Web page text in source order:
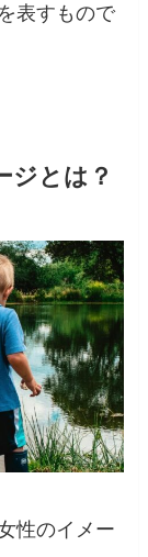
表すもので
ジとは？
性のイメー